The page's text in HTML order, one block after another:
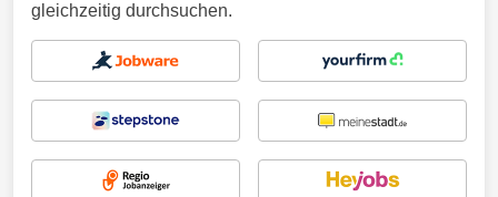
gleichzeitig durchsuchen.